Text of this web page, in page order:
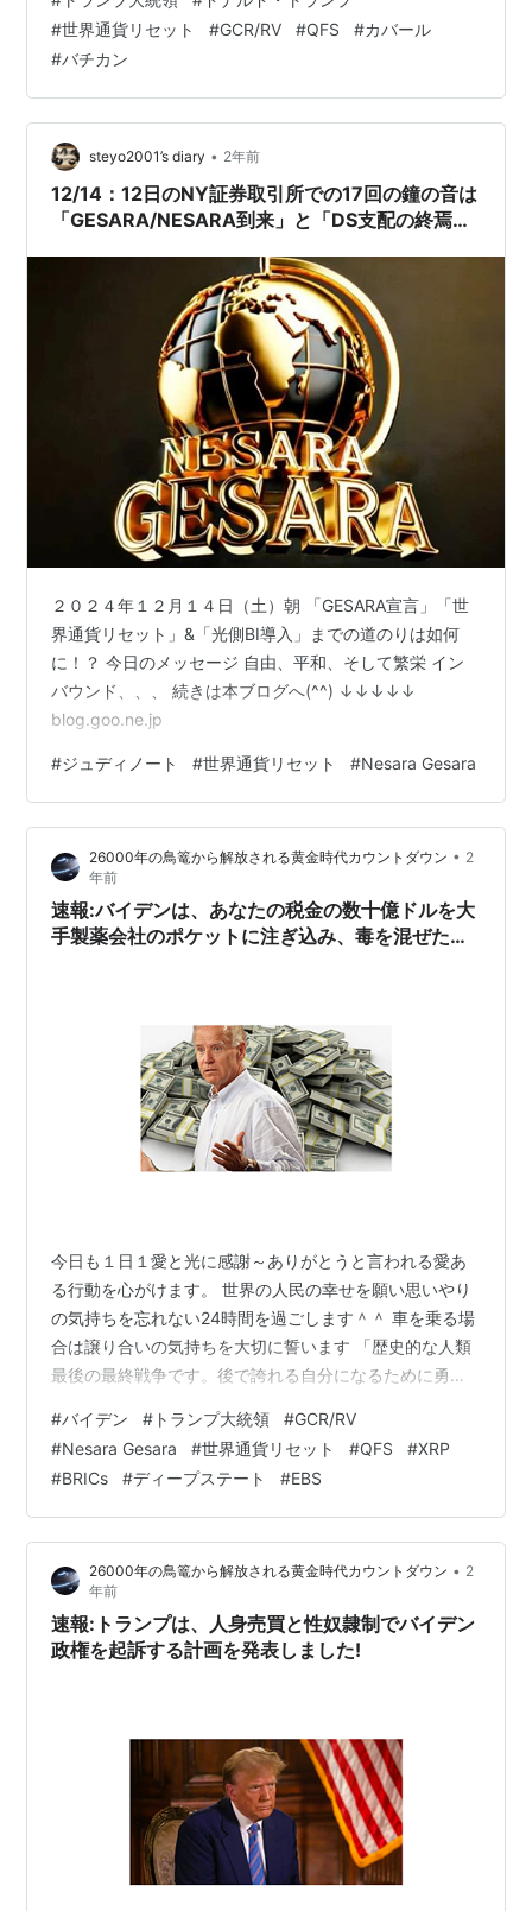
OK自由にお使いください。地球開放の為に拡散していた
だけると幸いです。タグ、検索キーワードの順番だけ変
えてください＾＾アメーバブログがお勧めですが、削除
覚悟でお願いします、私は昨年1000ページ以上あるアメ
ーバブログバンされました。 …
#世界通貨リセット #GCR/RV #QFS #カバール
#バチカン
steyo2001’s diary • 2年前
12/14：12日のNY証券取引所での17回の鐘の音は
「GESARA/NESARA到来」と「DS支配の終焉」
２０２４年１２月１４日（土）朝 「GESARA宣言」「世
界通貨リセット」&「光側BI導入」までの道のりは如何
に！？ 今日のメッセージ 自由、平和、そして繁栄 イン
バウンド、、、 続きは本ブログへ(^^) ↓↓↓↓↓
blog.goo.ne.jp
#ジュディノート #世界通貨リセット #Nesara Gesara
26000年の鳥篭から解放される黄金時代カウントダウン • 2
年前
速報:バイデンは、あなたの税金の数十億ドルを大
手製薬会社のポケットに注ぎ込み、毒を混ぜた減
今日も１日１愛と光に感謝～ありがとうと言われる愛あ
る行動を心がけます。 世界の人民の幸せを願い思いやり
の気持ちを忘れない24時間を過ごします＾＾ 車を乗る場
合は譲り合いの気持ちを大切に誓います 「歴史的な人類
最後の最終戦争です。後で誇れる自分になるために勇気
た、地球人の覚醒によって黄金時代は早くも遅くもなり
ます。 グラウンディングの方法 オーラの癒し 脊椎の浄
化方法 紫の炎を人生に活かすための9つのステップ ハイ
アーセルフと繋がるワーク１章～４章 マスクの危険性 地
域社会のリーダーの皆様へ 金融リセット時、民衆の安全
と健康維持のための計画 こち…
#バイデン # トランプ大統領 #GCR/RV
#Nesara Gesara #世界通貨リセット #QFS #XRP
#BRICs #ディープステート #EBS
26000年の鳥篭から解放される黄金時代カウントダウン • 2
年前
速報:トランプは、人身売買と性奴隷制でバイデン
政権を起訴する計画を発表しました!